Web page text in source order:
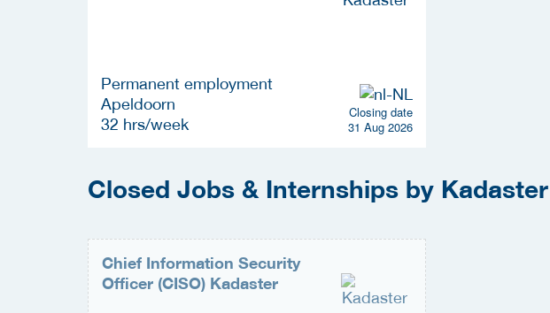
Permanent employment
Apeldoorn
32 hrs/week
Closing date
31 Aug 2026
Closed Jobs & Internships by Kadaster
Chief Information Security
Officer (CISO) Kadaster